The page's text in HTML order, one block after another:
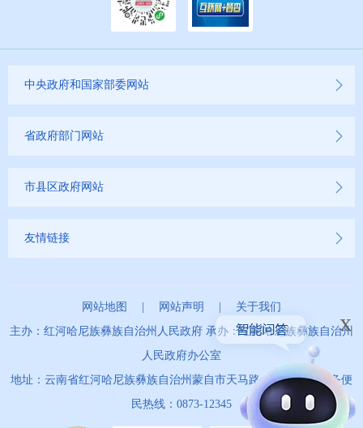
中央政府和国家部委网站
省政府部门网站
市县区政府网站
友情链接
网站地图 | 网站声明 | 关于我们
主办：红河哈尼族彝族自治州人民政府 承办：红河哈尼族彝族自治州
人民政府办公室
地址：云南省红河哈尼族彝族自治州蒙自市天马路67号 政务服务便
民热线：0873-12345
x